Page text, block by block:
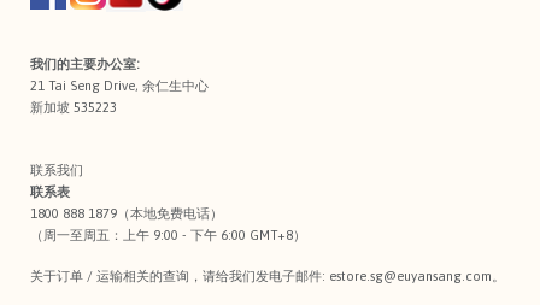
我们的主要办公室:
21 Tai Seng Drive, 余仁生中心
新加坡 535223
联系我们
联系表
1800 888 1879（本地免费电话）
（周一至周五：上午 9:00 - 下午 6:00 GMT+8）
关于订单 / 运输相关的查询，请给我们发电子邮件: estore.sg@euyansang.com